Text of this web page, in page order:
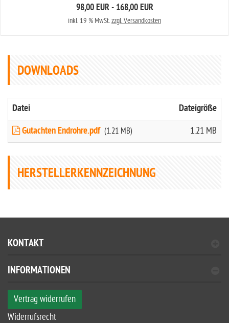
98,00 EUR - 168,00 EUR
inkl. 19 % MwSt.zzgl. Versandkosten
DOWNLOADS
Datei
Dateigröße
Gutachten Endrohre.pdf (1.21 MB) 1.21 MB
HERSTELLERKENNZEICHNUNG
KONTAKT
INFORMATIONEN
Vertrag widerrufen
Widerrufsrecht